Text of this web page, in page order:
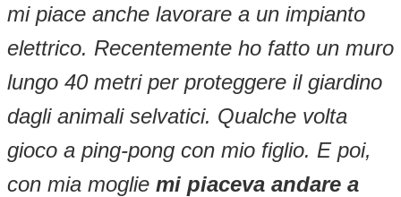
mi piace anche lavorare a un impianto
elettrico. Recentemente ho fatto un muro
lungo 40 metri per proteggere il giardino
dagli animali selvatici. Qualche volta
gioco a ping-pong con mio figlio. E poi,
con mia moglie mi piaceva andare a